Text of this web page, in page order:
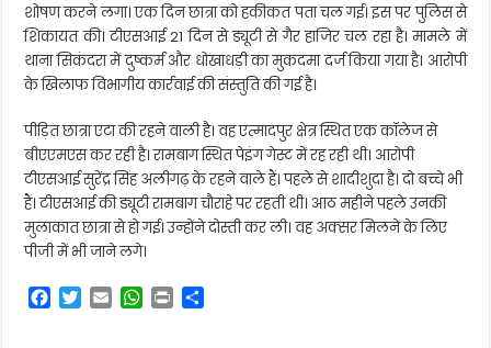
शोषण करने लगा। एक दिन छात्रा को हकीकत पता चल गई। इस पर पुलिस से
शिकायत की। टीएसआई 21 दिन से ड्यूटी से गैर हाजिर चल रहा है। मामले में
थाना सिकंदरा में दुष्कर्म और धोखाधड़ी का मुकदमा दर्ज किया गया है। आरोपी
के खिलाफ विभागीय कार्रवाई की संस्तुति की गई है।
पीड़ित छात्रा एटा की रहने वाली है। वह एत्मादपुर क्षेत्र स्थित एक कॉलेज से
बीएएमएस कर रही है। रामबाग स्थित पेइंग गेस्ट में रह रही थी। आरोपी
टीएसआई सुरेंद्र सिंह अलीगढ़ के रहने वाले हैं। पहले से शादीशुदा है। दो बच्चे भी
हैं। टीएसआई की ड्यूटी रामबाग चौराहे पर रहती थी। आठ महीने पहले उनकी
मुलाकात छात्रा से हो गई। उन्होंने दोस्ती कर ली। वह अक्सर मिलने के लिए
पीजी में भी जाने लगे।
F
T
E
W
P